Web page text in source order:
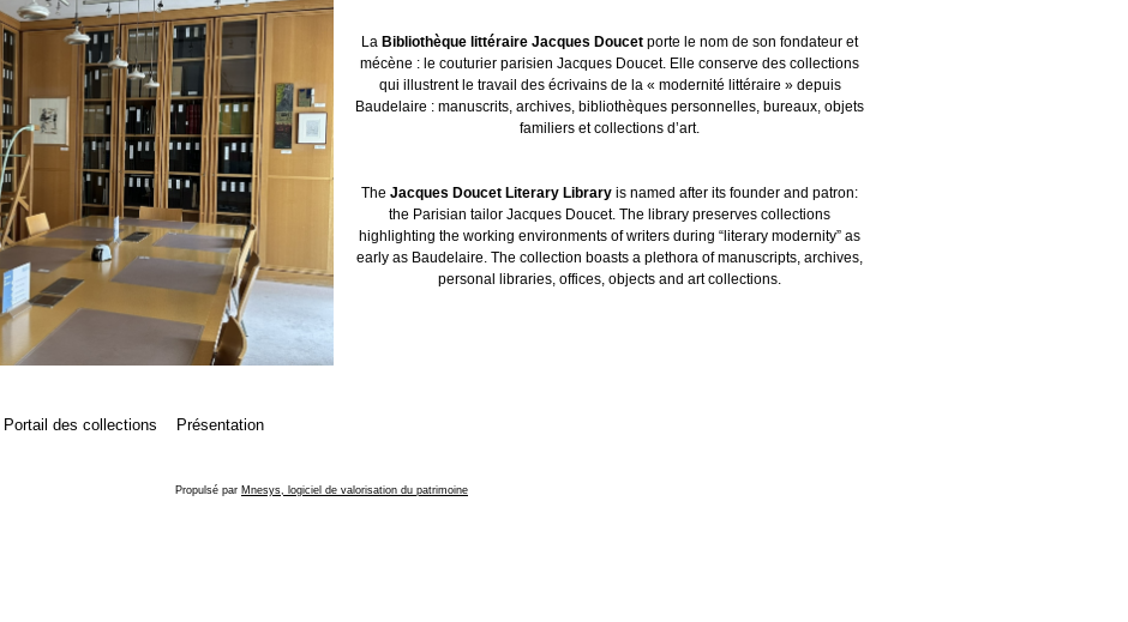
La Bibliothèque littéraire Jacques Doucet porte le nom de son fondateur et
mécène : le couturier parisien Jacques Doucet. Elle conserve des collections
qui illustrent le travail des écrivains de la « modernité littéraire » depuis
Baudelaire : manuscrits, archives, bibliothèques personnelles, bureaux, objets
familiers et collections d’art.
The Jacques Doucet Literary Library is named after its founder and patron:
the Parisian tailor Jacques Doucet. The library preserves collections
highlighting the working environments of writers during “literary modernity” as
early as Baudelaire. The collection boasts a plethora of manuscripts, archives,
personal libraries, offices, objects and art collections.
Portail des collections Présentation
Propulsé par Mnesys, logiciel de valorisation du patrimoine